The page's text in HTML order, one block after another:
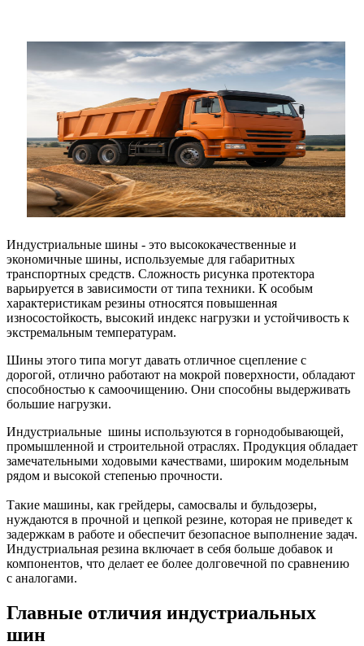
Индустриальные шины - это высококачественные и
экономичные шины, используемые для габаритных
транспортных средств. Сложность рисунка протектора
варьируется в зависимости от типа техники. К особым
характеристикам резины относятся повышенная
износостойкость, высокий индекс нагрузки и устойчивость к
экстремальным температурам.
Шины этого типа могут давать отличное сцепление с
дорогой, отлично работают на мокрой поверхности, обладают
способностью к самоочищению. Они способны выдерживать
большие нагрузки.
Индустриальные шины используются в горнодобывающей,
промышленной и строительной отраслях. Продукция обладает
замечательными ходовыми качествами, широким модельным
рядом и высокой степенью прочности.
Такие машины, как грейдеры, самосвалы и бульдозеры,
нуждаются в прочной и цепкой резине, которая не приведет к
задержкам в работе и обеспечит безопасное выполнение задач.
Индустриальная резина включает в себя больше добавок и
компонентов, что делает ее более долговечной по сравнению
с аналогами.
Главные отличия индустриальных
шин